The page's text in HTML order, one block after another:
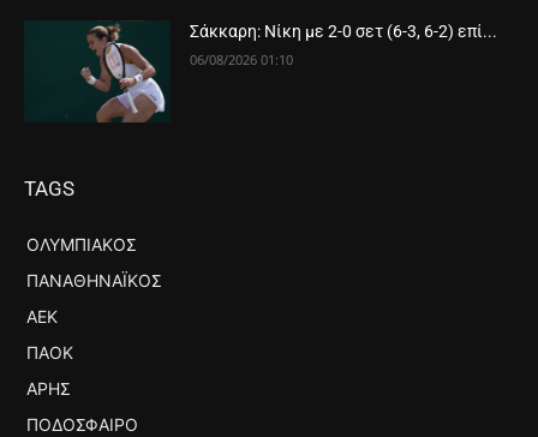
Σάκκαρη: Νίκη με 2-0 σετ (6-3, 6-2) επί...
06/08/2026 01:10
TAGS
ΟΛΥΜΠΙΑΚΌΣ
ΠΑΝΑΘΗΝΑΪΚΌΣ
ΑΕΚ
ΠΑΟΚ
ΆΡΗΣ
ΠΟΔΌΣΦΑΙΡΟ